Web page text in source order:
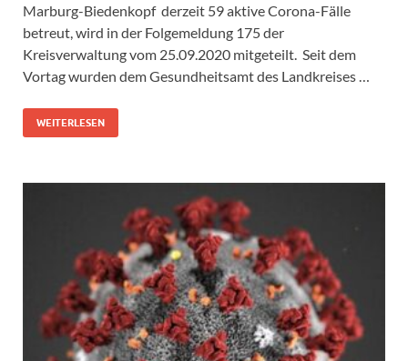
Marburg-Biedenkopf derzeit 59 aktive Corona-Fälle
betreut, wird in der Folgemeldung 175 der
Kreisverwaltung vom 25.09.2020 mitgeteilt. Seit dem
Vortag wurden dem Gesundheitsamt des Landkreises …
WEITERLESEN